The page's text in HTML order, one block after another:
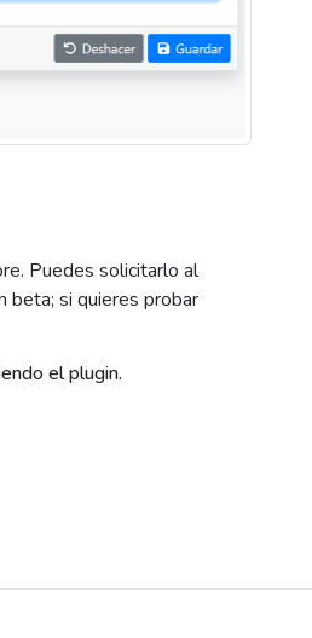
Puedes solicitarlo al
beta; si quieres probar
el plugin.